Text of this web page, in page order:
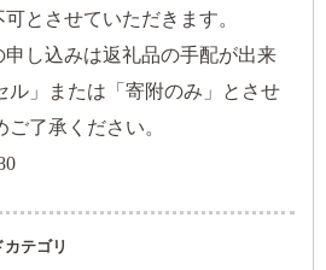
とさせていただきます。
し込みは返礼品の手配が出来
ル」または「寄附のみ」とさせ
了承ください。
テゴリ